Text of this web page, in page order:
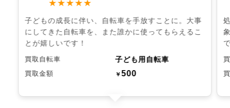
★★★★★
子どもの成長に伴い、自転車を手放すことに。大事
にしてきた自転車を、また誰かに使ってもらえるこ
とが嬉しいです！
買取自転車 子ども用自転車
買取金額 ￥500